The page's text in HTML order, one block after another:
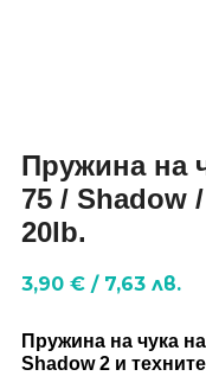
Пружина на
75 / Shadow
20lb.
3,90 € / 7,63 лв.
Пружина на чука
Shadow 2 и